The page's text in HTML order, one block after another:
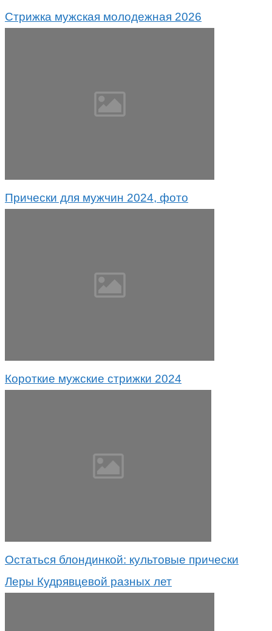
Стрижка мужская молодежная 2026
Прически для мужчин 2024, фото
Короткие мужские стрижки 2024
Остаться блондинкой: культовые прически
Леры Кудрявцевой разных лет